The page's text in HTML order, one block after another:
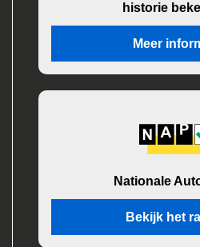
historie
Meer
Nationale
Bekijk het